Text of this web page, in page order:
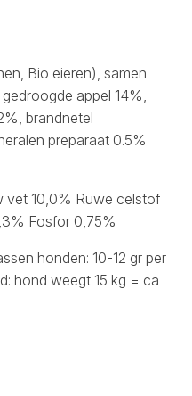
Bio eieren), samen
appel 14%,
brandnetel
preparaat 0.5%
vet 10,0% Ruwe celstof
Fosfor 0,75%
honden: 10-12 gr per
hond weegt 15 kg = ca